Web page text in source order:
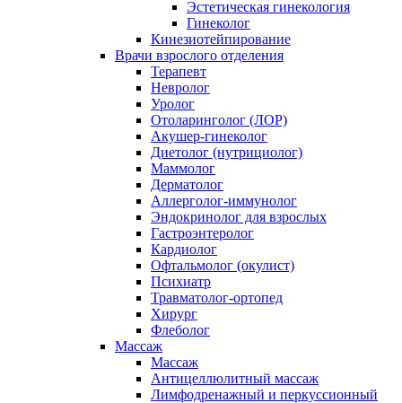
Эстетическая гинекология
Гинеколог
Кинезиотейпирование
Врачи взрослого отделения
Терапевт
Невролог
Уролог
Отоларинголог (ЛОР)
Акушер-гинеколог
Диетолог (нутрициолог)
Маммолог
Дерматолог
Аллерголог-иммунолог
Эндокринолог для взрослых
Гастроэнтеролог
Кардиолог
Офтальмолог (окулист)
Психиатр
Травматолог-ортопед
Хирург
Флеболог
Массаж
Массаж
Антицеллюлитный массаж
Лимфодренажный и перкуссионный